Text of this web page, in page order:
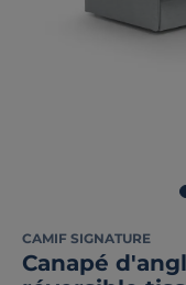
CAMIF SIGNATURE
Canapé